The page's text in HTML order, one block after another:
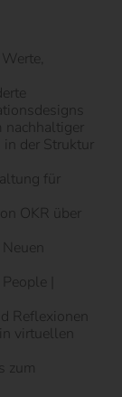
nachhaltiger
der Struktur
für
OKR über
|
Reflexionen
virtuellen
zum